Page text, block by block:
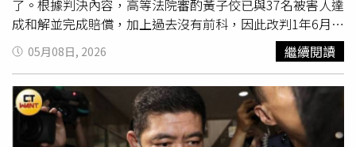
了。根據判決內容，高等法院審酌黃子佼已與37名被害人達
成和解並完成賠償，加上過去沒有前科，因此改判1年6月徒
刑，並給予4年緩刑，同時須接受180小時義務勞務，以及3
場法治教育課程。最高法院認為，二審判決在採證、認事及
量刑裁量上均無違法，檢方主張不應給予緩刑，以及黃子佼
主張未違反個資法等理由，均不符合第三審上訴要件，因此
駁回雙方上訴，全案確定，也代表黃子佼確定不需入獄。消
息曝光後，引發外界討論。揭露相關事件的吹哨者Zofia，
05月08日, 2026 繼續閱讀